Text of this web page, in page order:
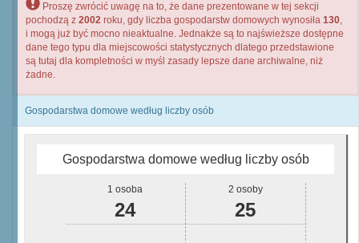
Proszę zwrócić uwagę na to, że dane prezentowane w tej sekcji
pochodzą z 2002 roku, gdy liczba gospodarstw domowych wynosiła 130,
i mogą już być mocno nieaktualne. Jednakże są to najświeższe dostępne
dane tego typu dla miejscowości statystycznych dlatego przedstawione
są tutaj dla kompletności w myśl zasady lepsze dane archiwalne, niż
żadne.
Gospodarstwa domowe według liczby osób
Gospodarstwa domowe według liczby osób
1 osoba
24
2 osoby
25